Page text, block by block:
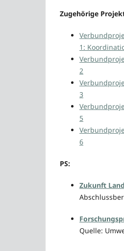
Zugehörige
1:
2
3
5
6
PS:
Zukunft
Quelle: